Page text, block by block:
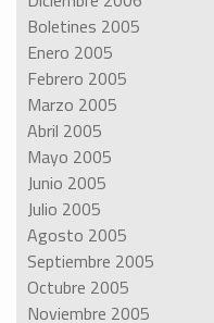
Boletines 2005
Enero 2005
Febrero 2005
Marzo 2005
Abril 2005
Mayo 2005
Junio 2005
Julio 2005
Agosto 2005
Septiembre 2005
Octubre 2005
Noviembre 2005